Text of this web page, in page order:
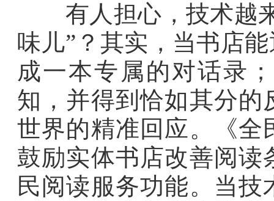
有人担心，技术越来
味儿”？其实，当书店
成一本专属的对话录
知，并得到恰如其分的
世界的精准回应。《全
鼓励实体书店改善阅读
民阅读服务功能。当